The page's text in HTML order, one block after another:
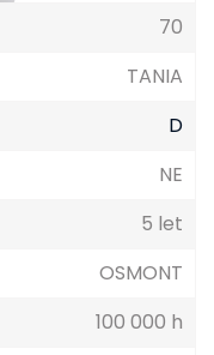
70
TANIA
D
NE
5 let
OSMONT
100 000 h